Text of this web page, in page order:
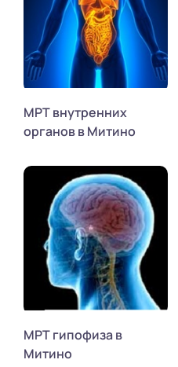
МРТ внутренних
органов в Митино
МРТ гипофиза в
Митино